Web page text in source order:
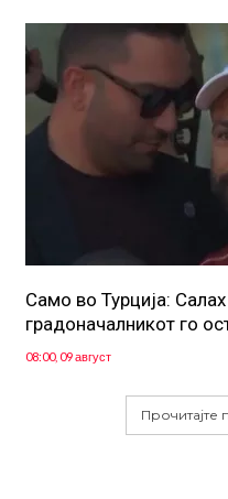
Само во Турција:
градоначалникот го
08:00, 09 август
Прочитајте